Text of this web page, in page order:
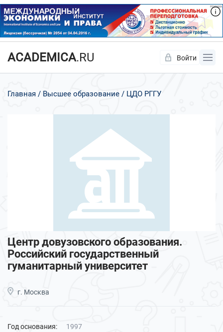
ACADEMICA.RU Войти
Главная Высшее образование ЦДО РГГУ
Центр довузовского образования.
Российский государственный
гуманитарный университет
г. Москва
Год основания:
1997
Да Нет